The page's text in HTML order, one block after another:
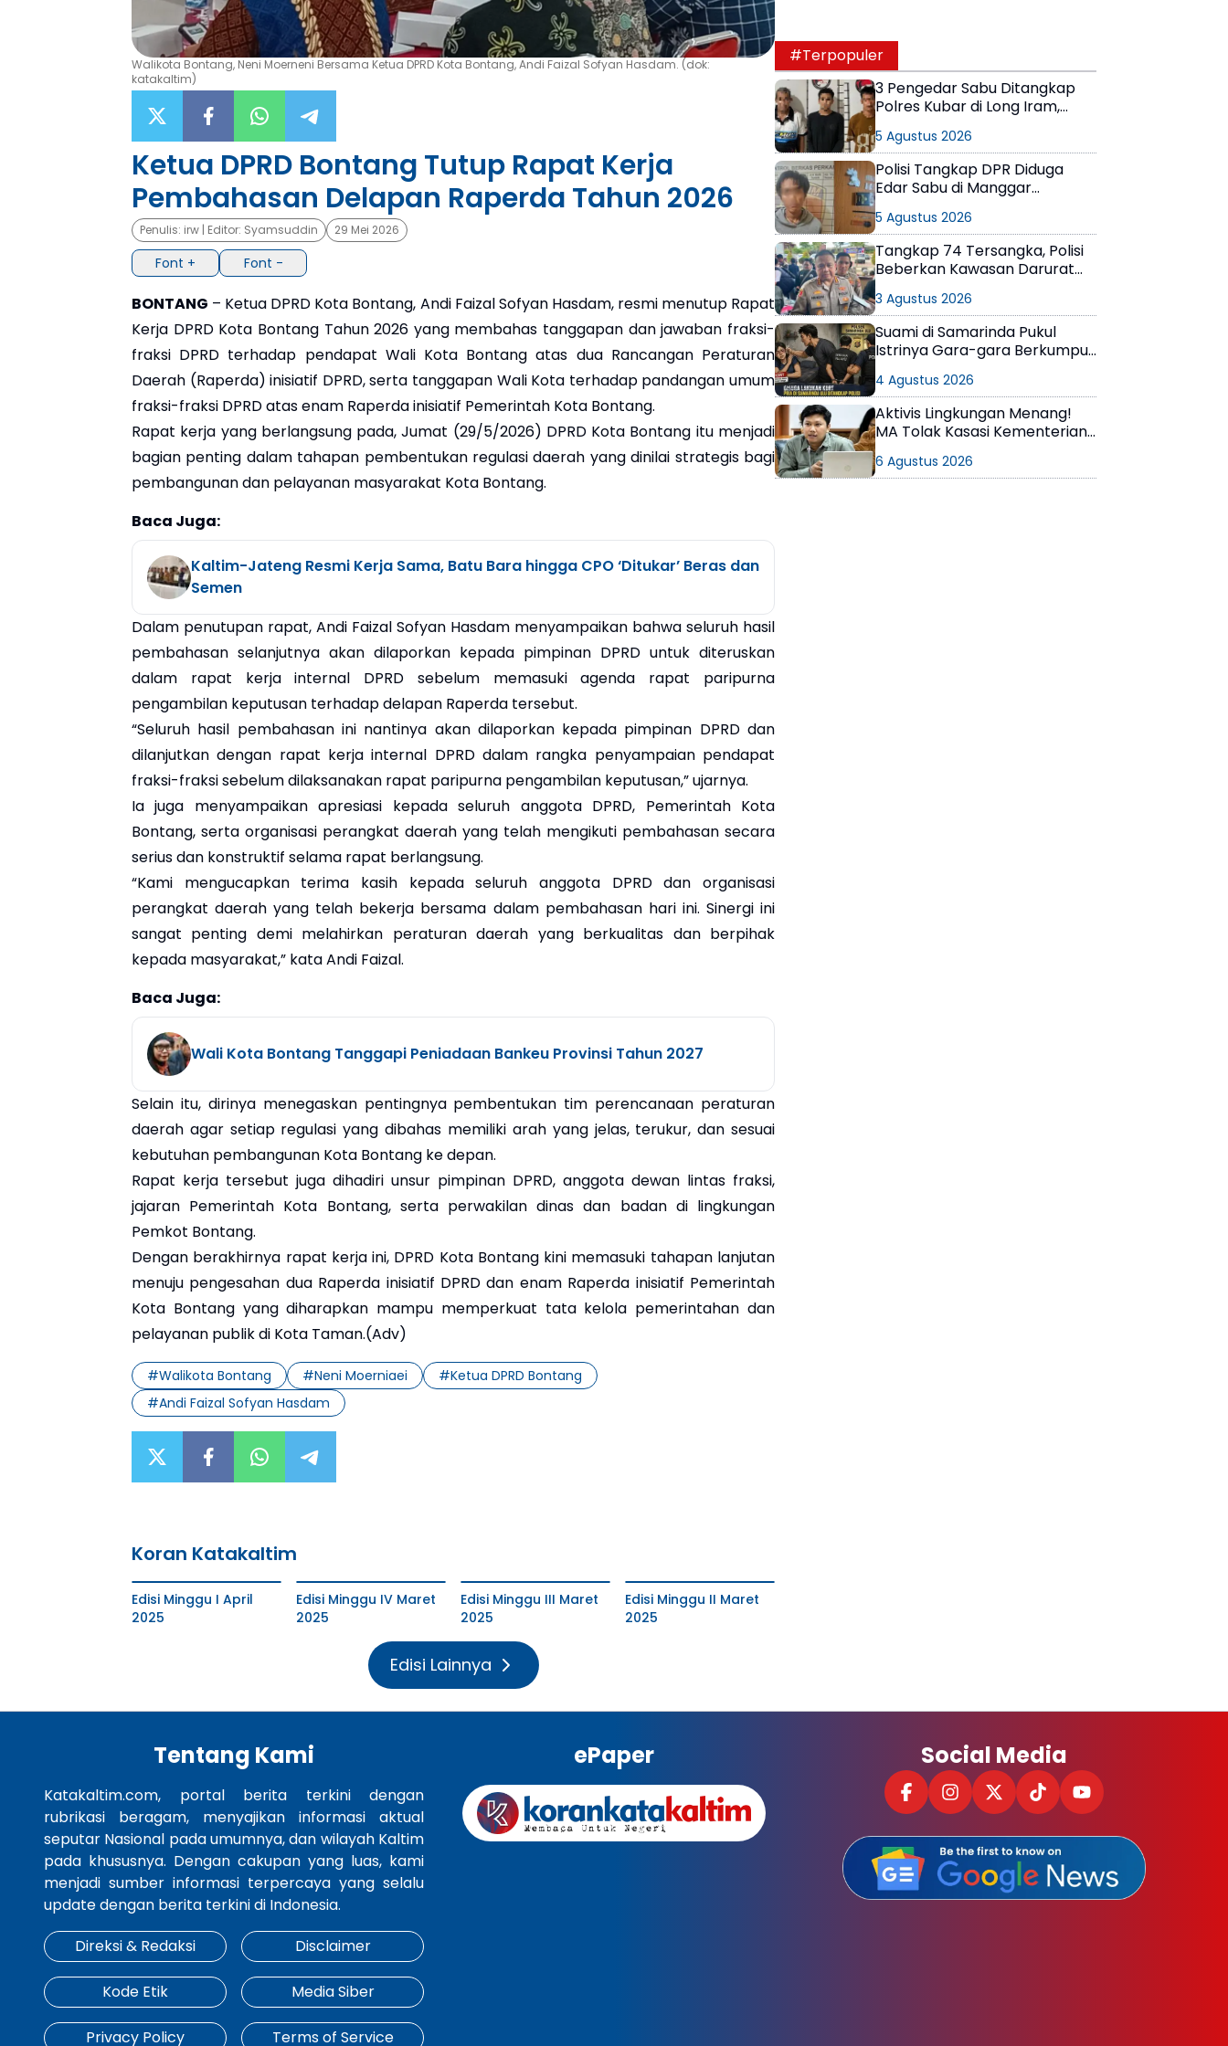
Walikota Bontang, Neni Moerneni Bersama Ketua DPRD Kota Bontang, Andi Faizal Sofyan Hasdam. (dok:
katakaltim)
Ketua DPRD Bontang Tutup Rapat Kerja
Pembahasan Delapan Raperda Tahun 2026
Penulis: irw | Editor: Syamsuddin 29 Mei 2026
Font + Font -
BONTANG – Ketua DPRD Kota Bontang, Andi Faizal Sofyan Hasdam, resmi menutup Rapat
Kerja DPRD Kota Bontang Tahun 2026 yang membahas tanggapan dan jawaban fraksi-
fraksi DPRD terhadap pendapat Wali Kota Bontang atas dua Rancangan Peraturan
Daerah (Raperda) inisiatif DPRD, serta tanggapan Wali Kota terhadap pandangan umum
fraksi-fraksi DPRD atas enam Raperda inisiatif Pemerintah Kota Bontang.
Rapat kerja yang berlangsung pada, Jumat (29/5/2026) DPRD Kota Bontang itu menjadi
bagian penting dalam tahapan pembentukan regulasi daerah yang dinilai strategis bagi
pembangunan dan pelayanan masyarakat Kota Bontang.
Baca Juga:
Kaltim-Jateng Resmi Kerja Sama, Batu Bara hingga CPO ‘Ditukar’ Beras dan
Semen
Dalam penutupan rapat, Andi Faizal Sofyan Hasdam menyampaikan bahwa seluruh hasil
pembahasan selanjutnya akan dilaporkan kepada pimpinan DPRD untuk diteruskan
dalam rapat kerja internal DPRD sebelum memasuki agenda rapat paripurna
pengambilan keputusan terhadap delapan Raperda tersebut.
“Seluruh hasil pembahasan ini nantinya akan dilaporkan kepada pimpinan DPRD dan
dilanjutkan dengan rapat kerja internal DPRD dalam rangka penyampaian pendapat
fraksi-fraksi sebelum dilaksanakan rapat paripurna pengambilan keputusan,” ujarnya.
Ia juga menyampaikan apresiasi kepada seluruh anggota DPRD, Pemerintah Kota
Bontang, serta organisasi perangkat daerah yang telah mengikuti pembahasan secara
serius dan konstruktif selama rapat berlangsung.
“Kami mengucapkan terima kasih kepada seluruh anggota DPRD dan organisasi
perangkat daerah yang telah bekerja bersama dalam pembahasan hari ini. Sinergi ini
sangat penting demi melahirkan peraturan daerah yang berkualitas dan berpihak
kepada masyarakat,” kata Andi Faizal.
Baca Juga:
Wali Kota Bontang Tanggapi Peniadaan Bankeu Provinsi Tahun 2027
Selain itu, dirinya menegaskan pentingnya pembentukan tim perencanaan peraturan
daerah agar setiap regulasi yang dibahas memiliki arah yang jelas, terukur, dan sesuai
kebutuhan pembangunan Kota Bontang ke depan.
Rapat kerja tersebut juga dihadiri unsur pimpinan DPRD, anggota dewan lintas fraksi,
jajaran Pemerintah Kota Bontang, serta perwakilan dinas dan badan di lingkungan
Pemkot Bontang.
Dengan berakhirnya rapat kerja ini, DPRD Kota Bontang kini memasuki tahapan lanjutan
menuju pengesahan dua Raperda inisiatif DPRD dan enam Raperda inisiatif Pemerintah
Kota Bontang yang diharapkan mampu memperkuat tata kelola pemerintahan dan
pelayanan publik di Kota Taman.(Adv)
#Walikota Bontang #Neni Moerniaei #Ketua DPRD Bontang
#Andi Faizal Sofyan Hasdam
Koran Katakaltim
Edisi Minggu I April
2025
Edisi Minggu IV Maret
2025
Edisi Minggu III Maret
2025
Edisi Minggu II Maret
2025
Edisi Lainnya
#Terpopuler
3 Pengedar Sabu Ditangkap
Polres Kubar di Long Iram,
5 Agustus 2026
Polisi Tangkap DPR Diduga
Edar Sabu di Manggar
5 Agustus 2026
Tangkap 74 Tersangka, Polisi
Beberkan Kawasan Darurat
3 Agustus 2026
Suami di Samarinda Pukul
Istrinya Gara-gara Berkumpul
4 Agustus 2026
Aktivis Lingkungan Menang!
MA Tolak Kasasi Kementerian
KPC Dinyatakan Informasi
6 Agustus 2026
Tentang Kami
Katakaltim.com, portal berita terkini dengan
rubrikasi beragam, menyajikan informasi aktual
seputar Nasional pada umumnya, dan wilayah Kaltim
pada khususnya. Dengan cakupan yang luas, kami
menjadi sumber informasi terpercaya yang selalu
update dengan berita terkini di Indonesia.
Direksi & Redaksi
Disclaimer
Kode Etik Media Siber
Privacy Policy Terms of Service
ePaper Social Media